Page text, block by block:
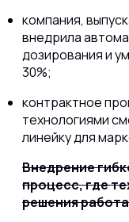
компания,
внедрила
дозирования и
30%;
контрактное
технологиями
линейку для
Внедрение
процесс, где
решения